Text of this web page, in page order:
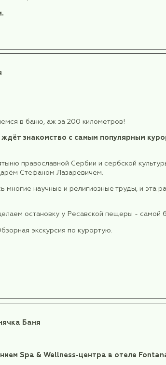
на экскурсию в
Фрушка Гора называлась Альма
правивший в 276-282 гг.,
60 виноделен, а рядом с парком
– аутентичное десертное
к поколению. Это вино
производство и
с духовным центром времён
Воеводина, в городе Нови Сад.
на Балканах, поселение сначала
крупную крепость,
империи — Австро-Венгрии —
миром. Так на правом
появился город
положение.
крепость, полюбуемся
части города Нови Сад.